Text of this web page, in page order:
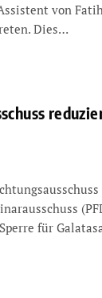
von
Dies…
für